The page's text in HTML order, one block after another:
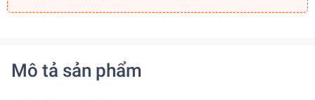
Mô tả sản phẩm